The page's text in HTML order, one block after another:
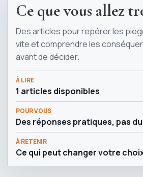
Ce que vous allez
Des articles pour repérer les
vite et comprendre les
avant de décider.
À LIRE
1 articles disponibles
POUR VOUS
Des réponses pratiques, pas
À RETENIR
Ce qui peut changer votre